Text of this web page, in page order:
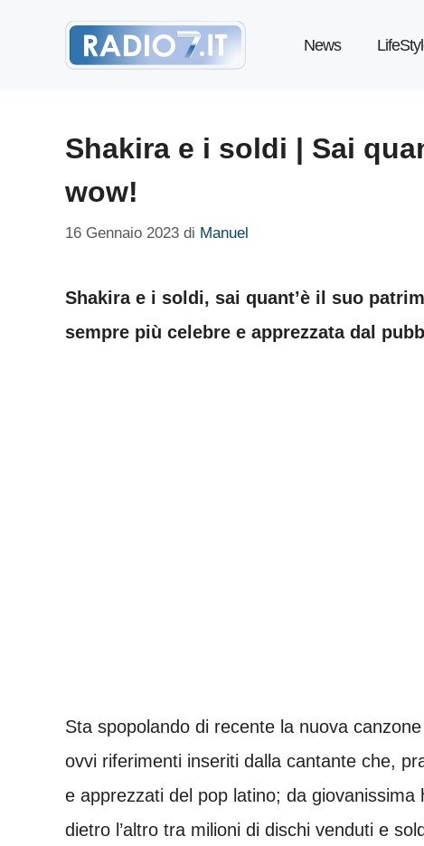
News
Shakira e i soldi | Sai
wow!
16 Gennaio 2023 di Manuel
Shakira e i soldi, sai quant’è il suo
sempre più celebre e apprezzata dal
Sta spopolando di recente la nuova canzone
ovvi riferimenti inseriti dalla cantante che,
e apprezzati del pop latino; da
dietro l’altro tra milioni di dischi venduti e